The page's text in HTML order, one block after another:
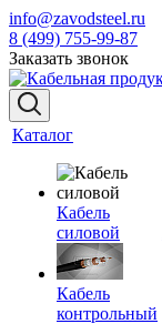
info@zavodsteel.ru
8 (499) 755-99-87
Заказать звонок
Каталог
Кабель
силовой
Кабель
контрольный